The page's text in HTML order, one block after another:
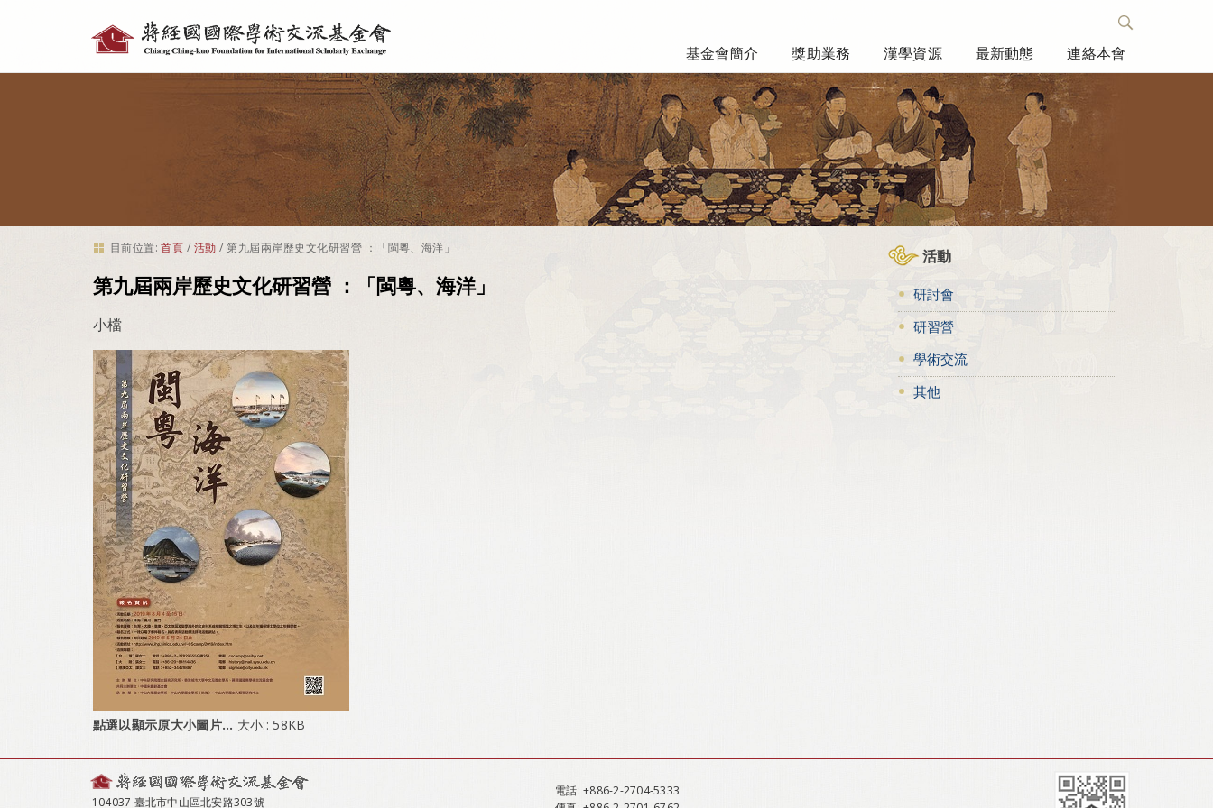
具
基金會簡介 獎助業務 漢學資源 最新動態 連絡本會
目前位置: 首頁 / 活動 /第九屆兩岸歷史文化研習營 ：「閩粵、海洋」
第九屆兩岸歷史文化研習營 ：「閩粵、海洋」
小檔
點選以顯示原大小圖片… 大小:: 58KB
活動
研討會
研習營
學術交流
其他
104037 臺北市中山區北安路303號
電話: +886-2-2704-5333